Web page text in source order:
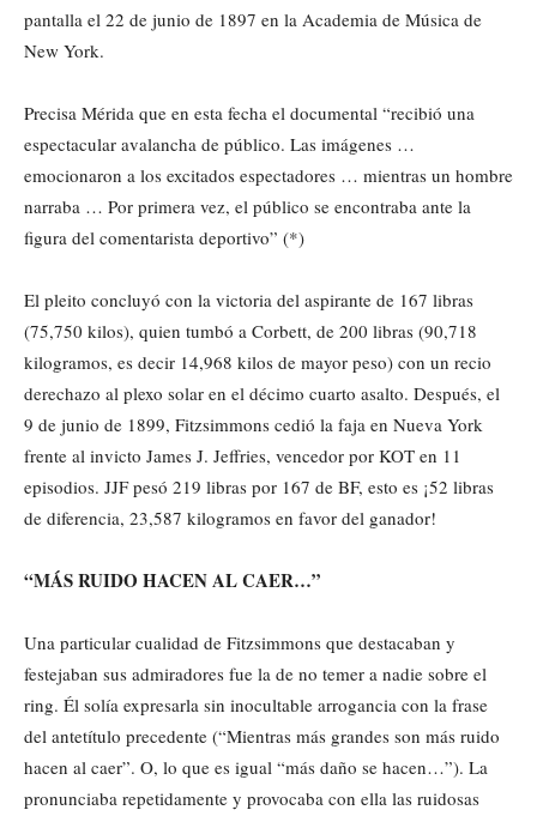
pantalla el 22 de junio de 1897 en la Academia de Música de
New York.
Precisa Mérida que en esta fecha el documental “recibió una
espectacular avalancha de público. Las imágenes …
emocionaron a los excitados espectadores … mientras un hombre
narraba … Por primera vez, el público se encontraba ante la
figura del comentarista deportivo” (*)
El pleito concluyó con la victoria del aspirante de 167 libras
(75,750 kilos), quien tumbó a Corbett, de 200 libras (90,718
kilogramos, es decir 14,968 kilos de mayor peso) con un recio
derechazo al plexo solar en el décimo cuarto asalto. Después, el
9 de junio de 1899, Fitzsimmons cedió la faja en Nueva York
frente al invicto James J. Jeffries, vencedor por KOT en 11
episodios. JJF pesó 219 libras por 167 de BF, esto es ¡52 libras
de diferencia, 23,587 kilogramos en favor del ganador!
“MÁS RUIDO HACEN AL CAER…”
Una particular cualidad de Fitzsimmons que destacaban y
festejaban sus admiradores fue la de no temer a nadie sobre el
ring. Él solía expresarla sin inocultable arrogancia con la frase
del antetítulo precedente (“Mientras más grandes son más ruido
hacen al caer”. O, lo que es igual “más daño se hacen…”). La
pronunciaba repetidamente y provocaba con ella las ruidosas